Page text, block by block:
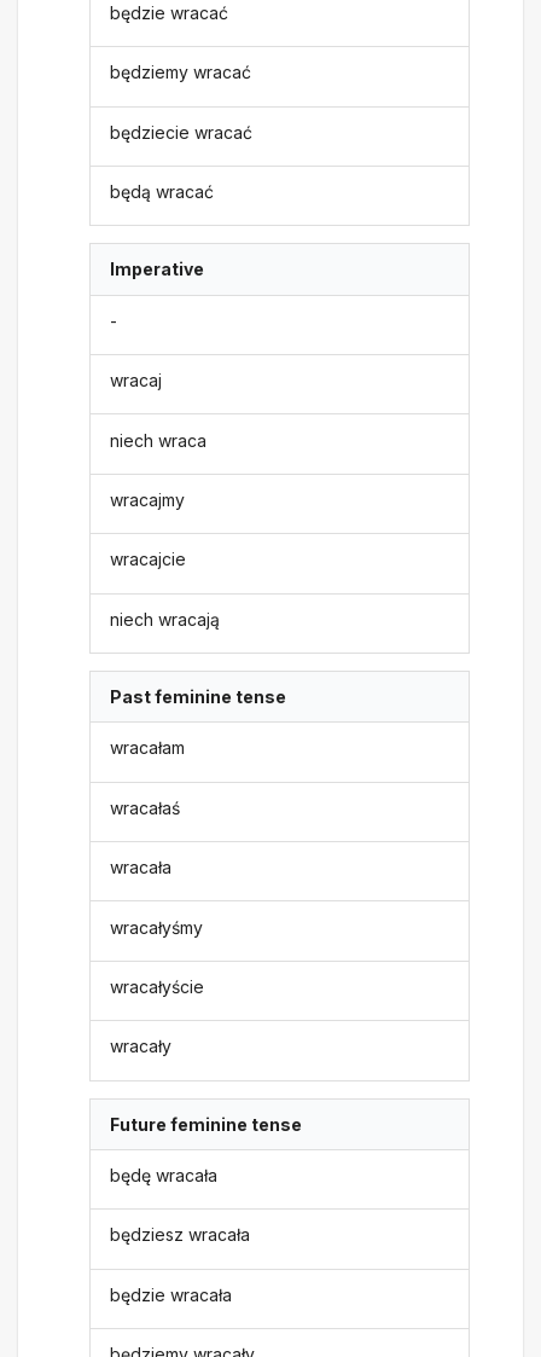
będzie wracać
będziemy wracać
będziecie wracać
będą wracać
Imperative
-
wracaj
niech wraca
wracajmy
wracajcie
niech wracają
Past feminine tense
wracałam
wracałaś
wracała
wracałyśmy
wracałyście
wracały
Future feminine tense
będę wracała
będziesz wracała
będzie wracała